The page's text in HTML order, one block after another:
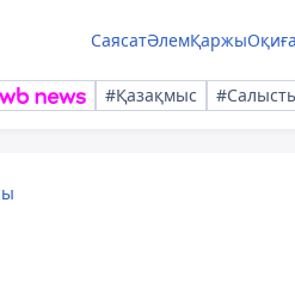
СаясатӘлемҚаржыОқиға
#Қазақмыс